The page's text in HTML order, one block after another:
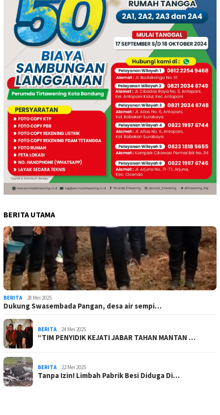
BERITA UTAMA
BERITA 28 Mei 2025
Dukung Swasembada Pangan, desa air sempi…
BERITA 24 Mei 2025
“TIM PENYIDIK KEJATI JABAR TAHAN MANTAN …
BERITA 22 Mei 2025
Tanpa Izin! Limbah Pabrik Besi Diduga Di…